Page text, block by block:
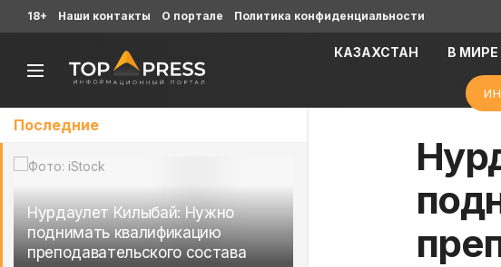
Последние
Нурдаулет Килыбай: Нужно
поднимать квалификацию
преподавательского состава
18+ Наши контакты О портале Политика конфиденциальности
КАЗАХСТАН В МИРЕ